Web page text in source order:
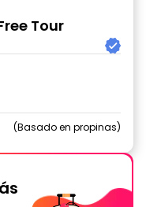
Tour
Basado en propinas